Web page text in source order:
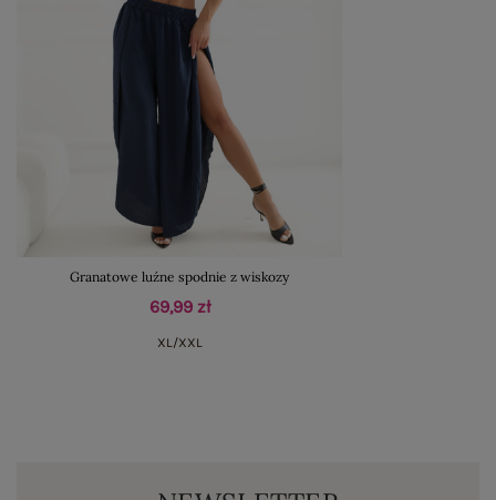
Granatowe luźne spodnie z wiskozy
69,99 zł
XL/XXL